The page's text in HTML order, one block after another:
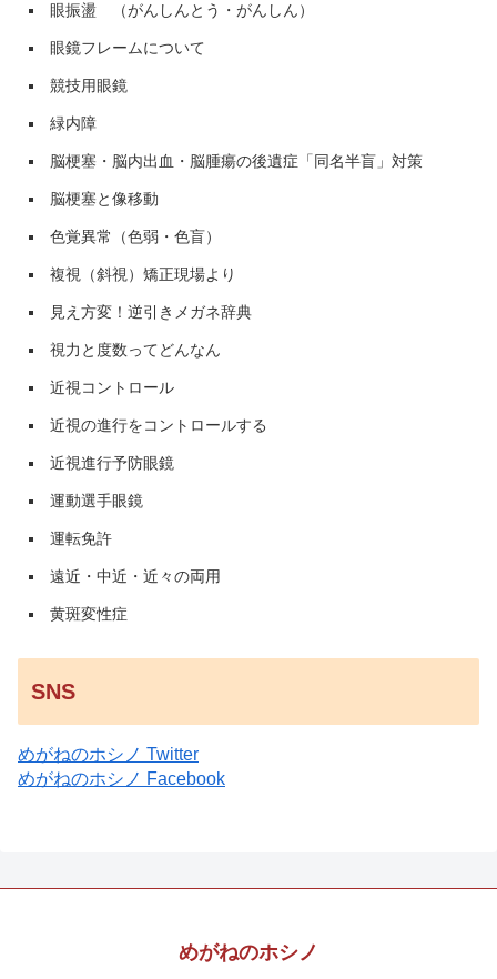
眼振盪 （がんしんとう・がんしん）
眼鏡フレームについて
競技用眼鏡
緑内障
脳梗塞・脳内出血・脳腫瘍の後遺症「同名半盲」対策
脳梗塞と像移動
色覚異常（色弱・色盲）
複視（斜視）矯正現場より
見え方変！逆引きメガネ辞典
視力と度数ってどんなん
近視コントロール
近視の進行をコントロールする
近視進行予防眼鏡
運動選手眼鏡
運転免許
遠近・中近・近々の両用
黄斑変性症
SNS
めがねのホシノ Twitter
めがねのホシノ Facebook
めがねのホシノ